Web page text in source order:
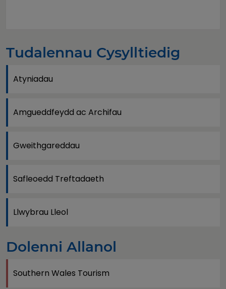
Tudalennau Cysylltiedig
Atyniadau
Amgueddfeydd ac Archifau
Gweithgareddau
Safleoedd Treftadaeth
Llwybrau Lleol
Dolenni Allanol
Southern Wales Tourism